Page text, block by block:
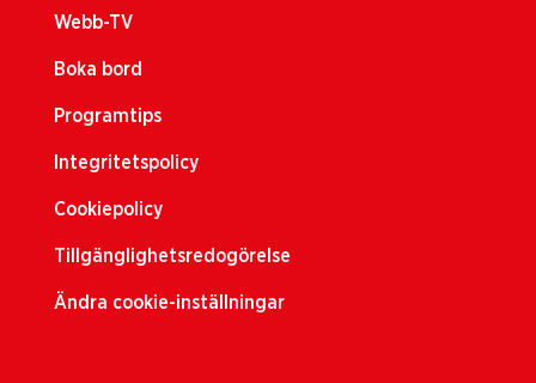
Webb-TV
Boka bord
Programtips
Integritetspolicy
Cookiepolicy
Tillgänglighetsredogörelse
Ändra cookie-inställningar